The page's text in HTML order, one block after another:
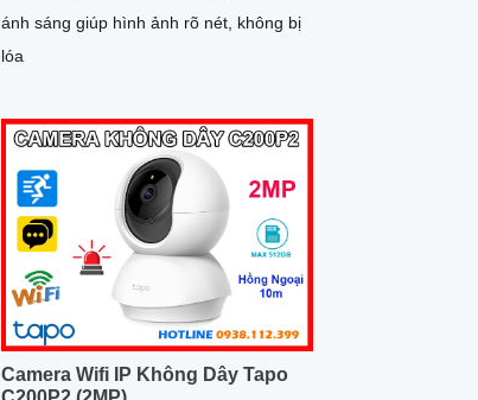
ánh sáng giúp hình ảnh rõ nét, không bị
lóa
Camera Wifi IP Không Dây Tapo